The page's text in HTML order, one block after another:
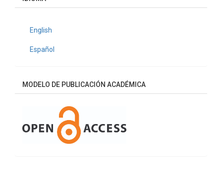
English
Español
MODELO DE PUBLICACIÓN ACADÉMICA